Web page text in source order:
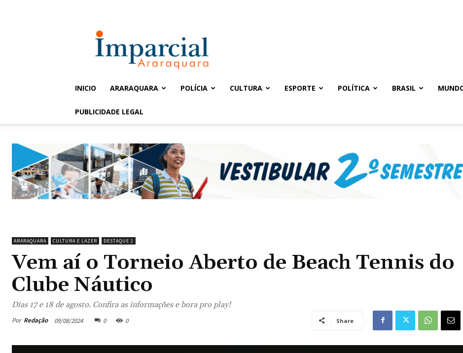
Imparcial
INICIO ARARAQUARA POLÍCIA CULTURA ESPORTE POLÍTICA BRASIL
PUBLICIDADE LEGAL
ARARAQUARA CULTURA E LAZER DESTAQUE 2
Vem aí o Torneio Aberto de Beach Tennis do
Clube Náutico
Dias 17 e 18 de agosto. Confira as informações e bora pro play!
Por Redação 09/08/2024 0 0 Share